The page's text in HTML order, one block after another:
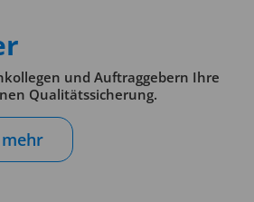
und Auftraggebern Ihre
Qualitätssicherung.